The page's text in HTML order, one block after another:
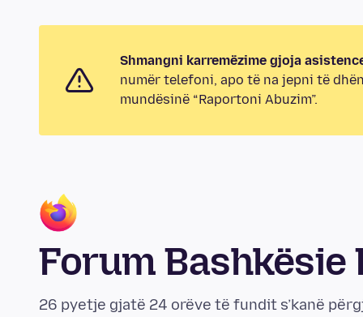
Shmangni karremëzime gjoja
numër telefoni, apo të na jepni të
mundësinë “Raportoni Abuzim”.
Forum Bashkësie
26 pyetje gjatë 24 orëve të fundit s’kanë